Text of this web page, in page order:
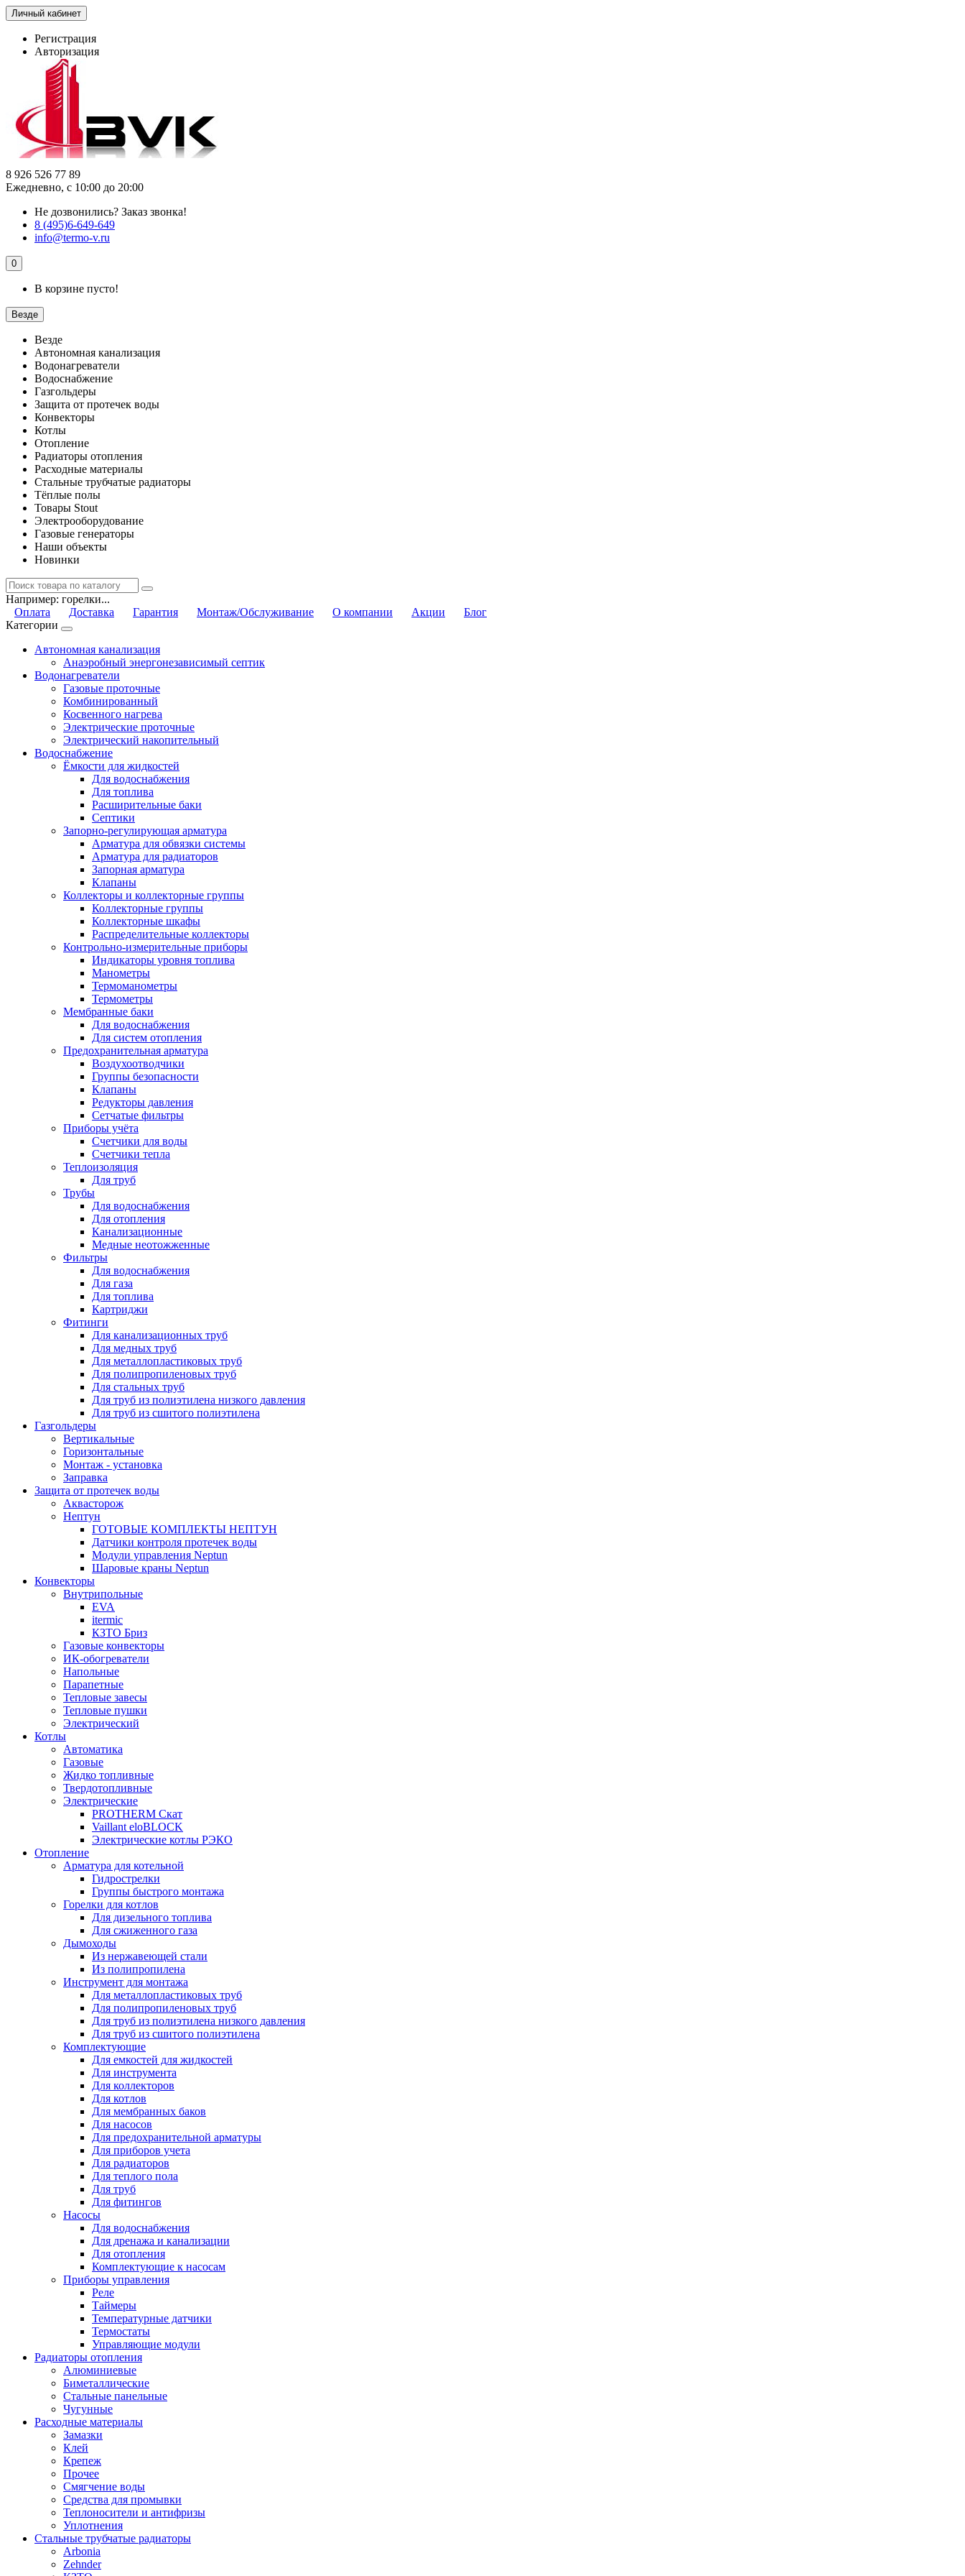
Личный кабинет
Регистрация
Авторизация
8 926 526 77 89
Ежедневно, с 10:00 до 20:00
Не дозвонились? Заказ звонка!
8 (495)6-649-649
info@termo-v.ru
0
В корзине пусто!
Везде
Везде
Автономная канализация
Водонагреватели
Водоснабжение
Газгольдеры
Защита от протечек воды
Конвекторы
Котлы
Отопление
Радиаторы отопления
Расходные материалы
Стальные трубчатые радиаторы
Тёплые полы
Товары Stout
Электрооборудование
Газовые генераторы
Наши объекты
Новинки
Например: горелки...
Оплата
Доставка Гарантия Монтаж/Обслуживание О компании Акции
Блог
Категории
Автономная канализация
Анаэробный энергонезависимый септик
Водонагреватели
Газовые проточные
Комбинированный
Косвенного нагрева
Электрические проточные
Электрический накопительный
Водоснабжение
Ёмкости для жидкостей
Для водоснабжения
Для топлива
Расширительные баки
Септики
Запорно-регулирующая арматура
Арматура для обвязки системы
Арматура для радиаторов
Запорная арматура
Клапаны
Коллекторы и коллекторные группы
Коллекторные группы
Коллекторные шкафы
Распределительные коллекторы
Контрольно-измерительные приборы
Индикаторы уровня топлива
Манометры
Термоманометры
Термометры
Мембранные баки
Для водоснабжения
Для систем отопления
Предохранительная арматура
Воздухоотводчики
Группы безопасности
Клапаны
Редукторы давления
Сетчатые фильтры
Приборы учёта
Счетчики для воды
Счетчики тепла
Теплоизоляция
Для труб
Трубы
Для водоснабжения
Для отопления
Канализационные
Медные неотожженные
Фильтры
Для водоснабжения
Для газа
Для топлива
Картриджи
Фитинги
Для канализационных труб
Для медных труб
Для металлопластиковых труб
Для полипропиленовых труб
Для стальных труб
Для труб из полиэтилена низкого давления
Для труб из сшитого полиэтилена
Газгольдеры
Вертикальные
Горизонтальные
Монтаж - установка
Заправка
Защита от протечек воды
Аквасторож
Нептун
ГОТОВЫЕ КОМПЛЕКТЫ НЕПТУН
Датчики контроля протечек воды
Модули управления Neptun
Шаровые краны Neptun
Конвекторы
Внутрипольные
EVA
itermic
КЗТО Бриз
Газовые конвекторы
ИК-обогреватели
Напольные
Парапетные
Тепловые завесы
Тепловые пушки
Электрический
Котлы
Автоматика
Газовые
Жидко топливные
Твердотопливные
Электрические
PROTHERM Скат
Vaillant eloBLOCK
Электрические котлы РЭКО
Отопление
Арматура для котельной
Гидрострелки
Группы быстрого монтажа
Горелки для котлов
Для дизельного топлива
Для сжиженного газа
Дымоходы
Из нержавеющей стали
Из полипропилена
Инструмент для монтажа
Для металлопластиковых труб
Для полипропиленовых труб
Для труб из полиэтилена низкого давления
Для труб из сшитого полиэтилена
Комплектующие
Для емкостей для жидкостей
Для инструмента
Для коллекторов
Для котлов
Для мембранных баков
Для насосов
Для предохранительной арматуры
Для приборов учета
Для радиаторов
Для теплого пола
Для труб
Для фитингов
Насосы
Для водоснабжения
Для дренажа и канализации
Для отопления
Комплектующие к насосам
Приборы управления
Реле
Таймеры
Температурные датчики
Термостаты
Управляющие модули
Радиаторы отопления
Алюминиевые
Биметаллические
Стальные панельные
Чугунные
Расходные материалы
Замазки
Клей
Крепеж
Прочее
Смягчение воды
Средства для промывки
Теплоносители и антифризы
Уплотнения
Стальные трубчатые радиаторы
Arbonia
Zehnder